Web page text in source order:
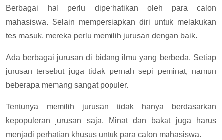
Berbagai hal perlu diperhatikan oleh para calon
mahasiswa. Selain mempersiapkan diri untuk melakukan
tes masuk, mereka perlu memilih jurusan dengan baik.
Ada berbagai jurusan di bidang ilmu yang berbeda. Setiap
jurusan tersebut juga tidak pernah sepi peminat, namun
beberapa memang sangat populer.
Tentunya memilih jurusan tidak hanya berdasarkan
kepopuleran jurusan saja. Minat dan bakat juga harus
menjadi perhatian khusus untuk para calon mahasiswa.